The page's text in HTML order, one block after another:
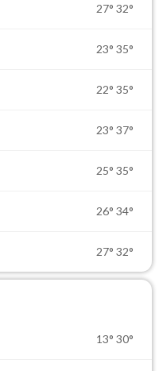
27° 32°
23° 35°
22° 35°
23° 37°
25° 35°
26° 34°
27° 32°
13° 30°